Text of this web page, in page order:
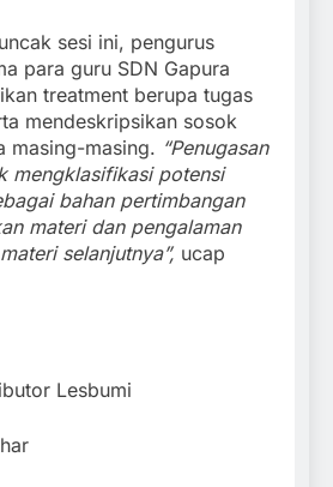
sesi ini, pengurus
para guru SDN Gapura
treatment berupa tugas
mendeskripsikan sosok
masing-masing. “Penugasan
mengklasifikasi potensi
bahan pertimbangan
materi dan pengalaman
selanjutnya”, ucap
Lesbumi